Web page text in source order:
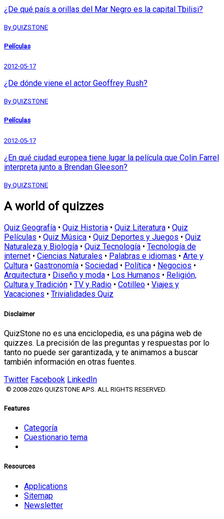
¿De qué país a orillas del Mar Negro es la capital Tbilisi?
By QUIZSTONE
Películas
2012-05-17
¿De dónde viene el actor Geoffrey Rush?
By QUIZSTONE
Películas
2012-05-17
¿En qué ciudad europea tiene lugar la película que Colin Farrel
interpreta junto a Brendan Gleeson?
By QUIZSTONE
A world of quizzes
Quiz Geografía • Quiz Historia • Quiz Literatura • Quiz
Películas • Quiz Música • Quiz Deportes y Juegos • Quiz
Naturaleza y Biología • Quiz Tecnología • Tecnología de
internet • Ciencias Naturales • Palabras e idiomas • Arte y
Cultura • Gastronomía • Sociedad • Política • Negocios •
Arquitectura • Diseño y moda • Los Humanos • Religión,
Cultura y Tradición • TV y Radio • Cotilleo • Viajes y
Vacaciones • Trivialidades Quiz
Disclaimer
QuizStone no es una enciclopedia, es una página web de
quizzes. La precisión de las preguntas y respuestas por lo
tanto no puede ser garantizada, y te animamos a buscar
también información en otras fuentes.
Twitter Facebook LinkedIn
© 2008-2026 QUIZSTONE APS. ALL RIGHTS RESERVED.
Features
Categoría
Cuestionario tema
Resources
Applications
Sitemap
Newsletter